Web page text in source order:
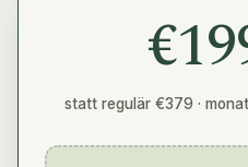
statt regulär €379 ·